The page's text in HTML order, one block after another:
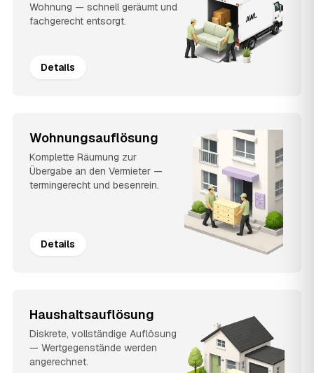
Wohnung — schnell geräumt und
fachgerecht entsorgt.
Details
Wohnungsauflösung
Komplette Räumung zur
Übergabe an den Vermieter —
termingerecht und besenrein.
Details
Haushaltsauflösung
Diskrete, vollständige Auflösung
— Wertgegenstände werden
angerechnet.